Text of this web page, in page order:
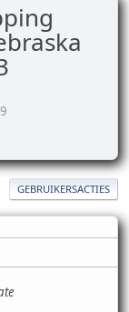
GEBRUIKERSACTIES